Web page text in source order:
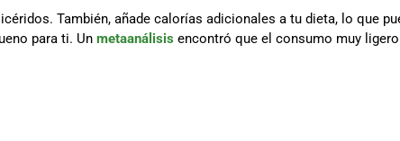
También, añade calorías adicionales a tu dieta, lo que
para ti. Un metaanálisis encontró que el consumo muy